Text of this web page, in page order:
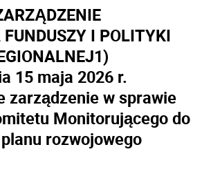
I POLITYKI
1)
15 maja 2026 r.
zarządzenie w sprawie
Monitorującego do
rozwojowego